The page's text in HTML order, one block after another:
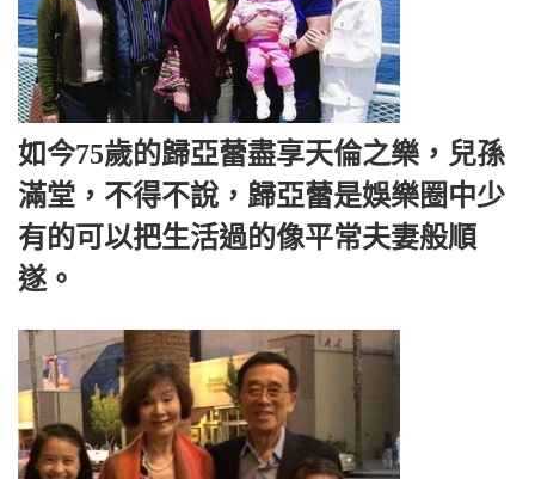
如今75歲的歸亞蕾盡享天倫之樂，兒孫
滿堂，不得不說，歸亞蕾是娛樂圈中少
有的可以把生活過的像平常夫妻般順
遂。